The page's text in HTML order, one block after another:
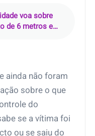
voa sobre
de 6 metros e
ainda não foram
sobre o que
do
se a vítima foi
ou se saiu do